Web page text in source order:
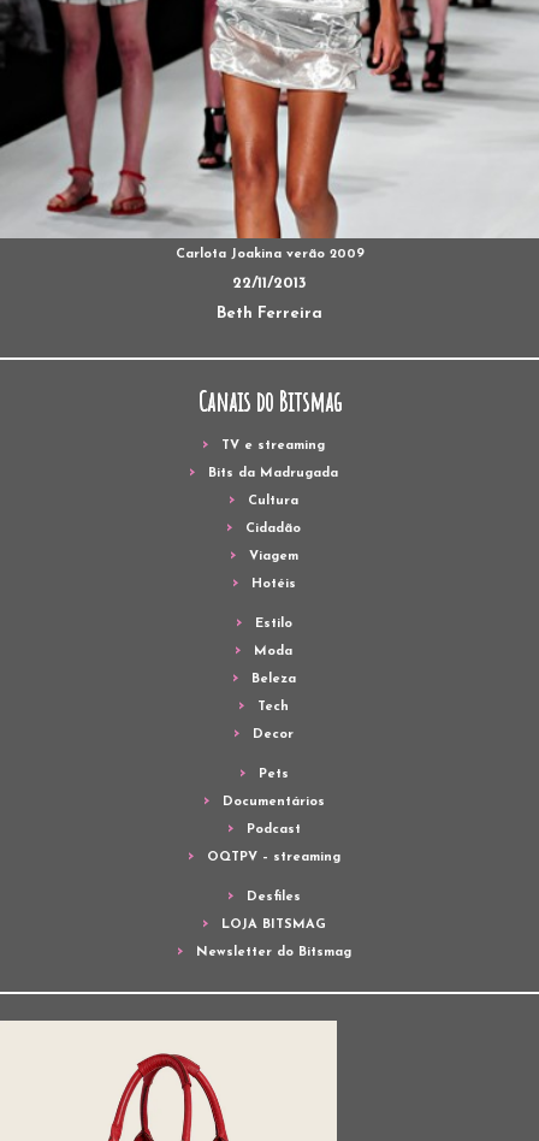
Carlota Joakina verão 2009
22/11/2013
Beth Ferreira
Canais do Bitsmag
TV e streaming
Bits da Madrugada
Cultura
Cidadão
Viagem
Hotéis
Estilo
Moda
Beleza
Tech
Decor
Pets
Documentários
Podcast
OQTPV – streaming
Desfiles
LOJA BITSMAG
Newsletter do Bitsmag